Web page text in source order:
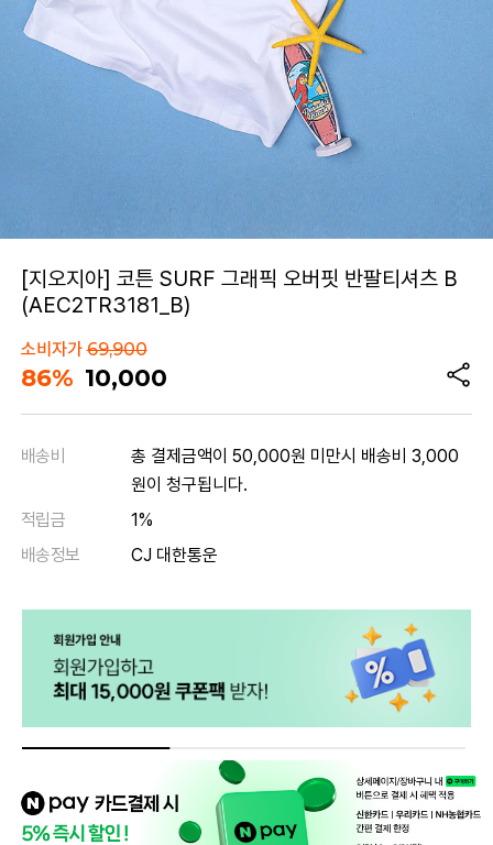
[지오지아] 코튼 SURF 그래픽 오버핏 반팔티셔츠 B
(AEC2TR3181_B)
소비자가69,900
86% 10,000
배송비
총 결제금액이 50,000원 미만시 배송비 3,000
원이 청구됩니다.
적립금
1%
배송정보
CJ 대한통운